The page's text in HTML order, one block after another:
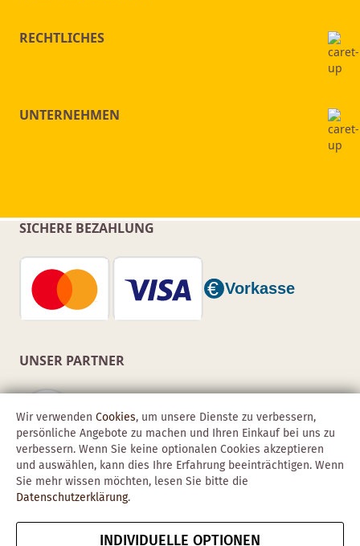
RECHTLICHES
UNTERNEHMEN
SICHERE BEZAHLUNG
UNSER PARTNER
Copyright © 2026 Obadis GmbH
Wir verwenden Cookies, um unsere Dienste zu verbessern,
persönliche Angebote zu machen und Ihren Einkauf bei uns zu
verbessern. Wenn Sie keine optionalen Cookies akzeptieren
und auswählen, kann dies Ihre Erfahrung beeinträchtigen. Wenn
Sie mehr wissen möchten, lesen Sie bitte die
Datenschutzerklärung.
INDIVIDUELLE OPTIONEN